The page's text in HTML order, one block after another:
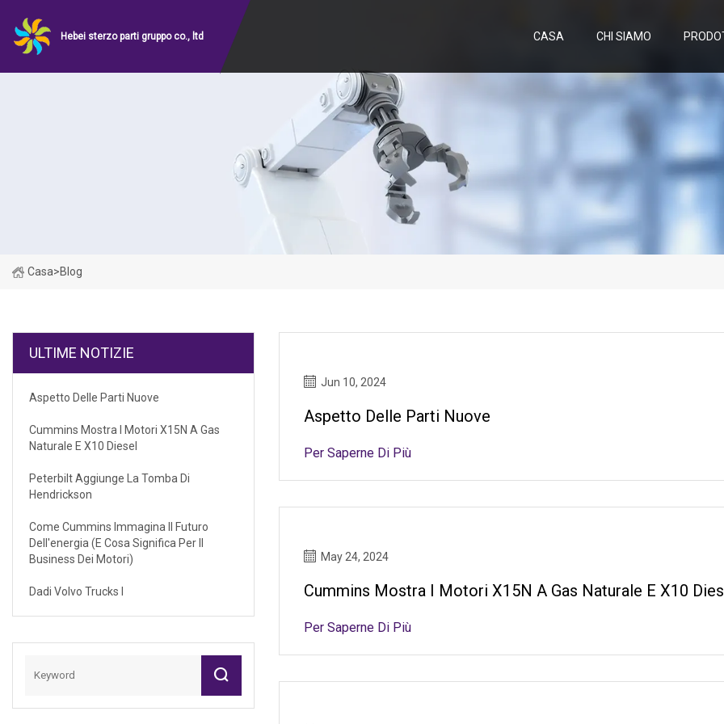
Hebei sterzo parti gruppo co., ltd CASA CHI SIAMO
Casa>Blog
ULTIME NOTIZIE
Aspetto Delle Parti Nuove
Cummins Mostra I Motori X15N A Gas
Naturale E X10 Diesel
Peterbilt Aggiunge La Tomba Di
Hendrickson
Come Cummins Immagina Il Futuro
Dell'energia (e Cosa Significa Per Il
Business Dei Motori)
Dadi Volvo Trucks I
Jun 10, 2024
Aspetto Delle Parti Nuove
Per Saperne Di Più
May 24, 2024
Cummins Mostra I Motori X15N A Gas Naturale E X10
Per Saperne Di Più